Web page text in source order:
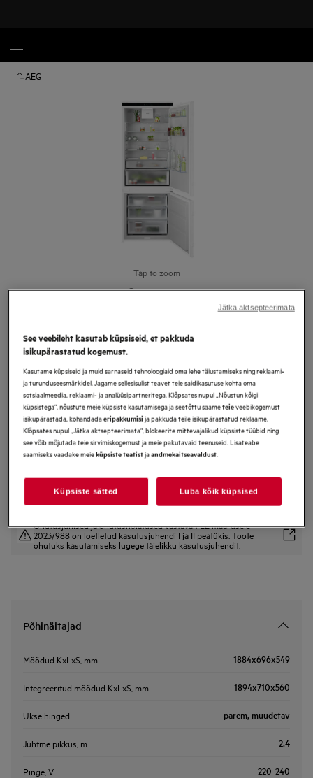
AEG
Tap to zoom
integreeritav Külmik-sügavkülmik
8000 Seeria Jäävaba 188.4 cm
Tootekirjeldus
Eelised
Sahtlis GreenZone+ püsivad puu- ja köögiviljad värske ja krõmpsuna.
Hoiab ideaalset niiskustaset ja toidu värskena.
TwinTech® No Frost aitab toidul püsida mahlase ja värskena.
Ohutusjuhised ja ohutushoiatused vastavalt EL määrusele
2023/988 on loetletud kasutusjuhendi I ja II peatükis. Toote
ohutuks kasutamiseks lugege täielikku kasutusjuhendit.
Põhinäitajad
Mõõdud KxLxS, mm 1884x696x549
Integreeritud mõõdud KxLxS, mm 1894x710x560
Ukse hinged parem, muudetav
Juhtme pikkus, m 2.4
Pinge, V 220-240
See veebileht kasutab küpsiseid, et pakkuda
isikupärastatud kogemust.
Kasutame küpsiseid ja muid sarnaseid tehnoloogiaid oma lehe täiustamiseks ning reklaami-
ja turunduseesmärkidel. Jagame sellesisulist teavet teie saidikasutuse kohta oma
sotsiaalmeedia, reklaami- ja analüüsipartneritega. Klõpsates nupul „Nõustun kõigi
küpsistega“, nõustute meie küpsiste kasutamisega ja seetõttu saameteieveebikogemust
isikupärastada, kohandadaeripakkumisija pakkuda teile isikupärastatud reklaame.
Klõpsates nupul „Jätka aktsepteerimata“, blokeerite mittevajalikud küpsiste tüübid ning
see võib mõjutada teie sirvimiskogemust ja meie pakutavaid teenuseid. Lisateabe
saamiseks vaadake meieküpsiste teatistjaandmekaitseavaldust.
Küpsiste sätted Luba kõik küpsised
Jätka aktsepteerimata